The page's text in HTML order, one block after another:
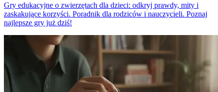
Gry edukacyjne o zwierzętach dla dzieci: odkryj prawdy, mity i
zaskakujące korzyści. Poradnik dla rodziców i nauczycieli. Poznaj
najlepsze gry już dziś!